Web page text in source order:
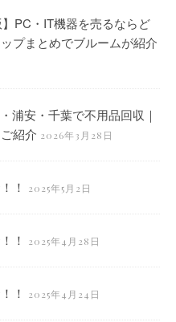
PC・IT機器を売るならど
プまとめでブルームが紹介
浦安・千葉で不用品回収｜
紹介 2026年3月28日
！ 2025年5月2日
！ 2025年4月28日
！ 2025年4月24日